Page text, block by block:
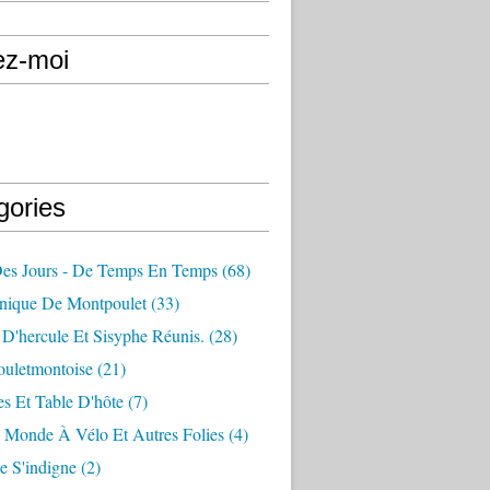
moi
Jours - De Temps En Temps(68)
De Montpoulet(33)
Et Sisyphe Réunis. (28)
(21)
Et Table D'hôte(7)
À Vélo Et Autres Folies(4)
S'indigne(2)